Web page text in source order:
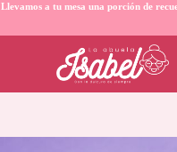
Llevamos a tu mesa una porción de